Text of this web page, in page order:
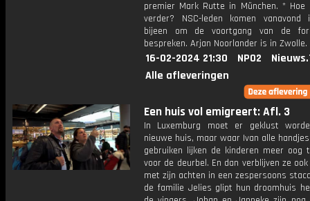
premier Mark Rutte in München. * Hoe
verder? NSC-leden komen vanavond
bijeen om de voortgang van de
bespreken. Arjan Noorlander is in Zwolle.
16-02-2024 21:30 NPO2
Alle afleveringen
Een huis vol emigreert: Afl. 3
In Luxemburg moet er geklust
nieuwe huis, maar waar Ivan alle
gebruiken lijken de kinderen meer oog
voor de deurbel. En dan verblijven ze
met zijn achten in een zespersoons
de familie Jelies glipt hun droomhuis